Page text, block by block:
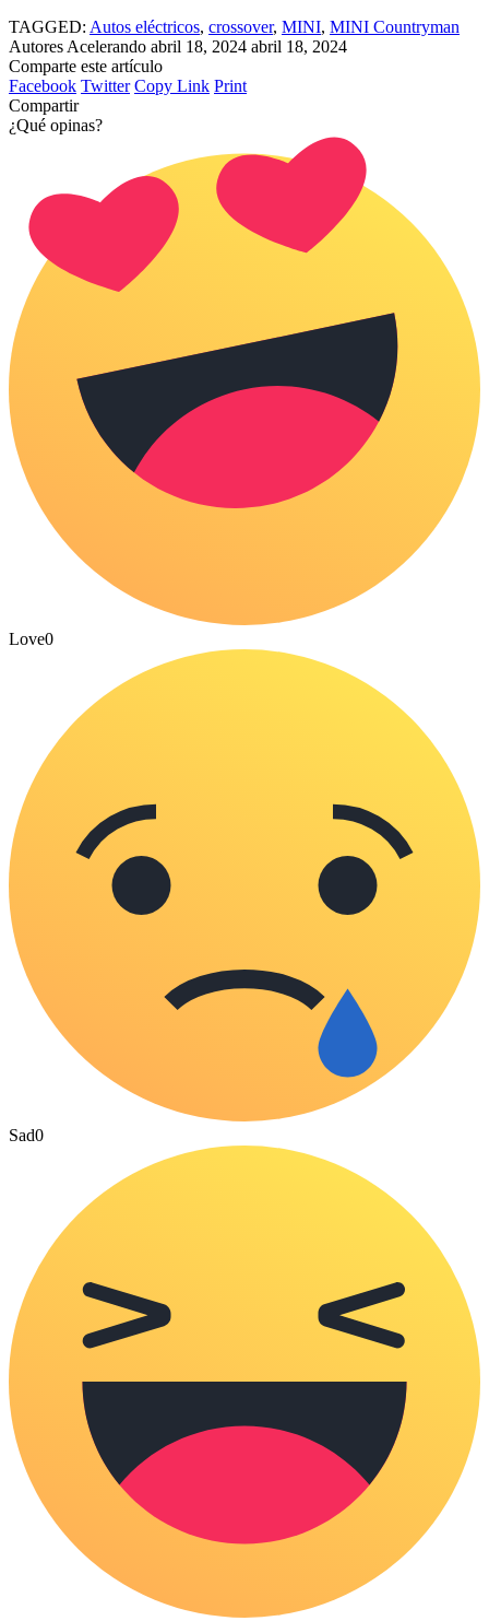
TAGGED: Autos eléctricos, crossover, MINI, MINI Countryman
Autores Acelerando abril 18, 2024 abril 18, 2024
Comparte este artículo
Facebook Twitter Copy Link Print
Compartir
¿Qué opinas?
Love0
Sad0